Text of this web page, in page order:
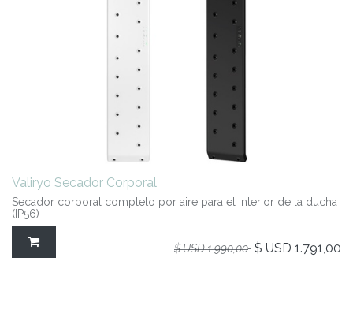
Valiryo Secador Corporal
Secador corporal completo por aire para el interior de la ducha
(IP56)
$ USD1.990,00 $ USD 1.791,00